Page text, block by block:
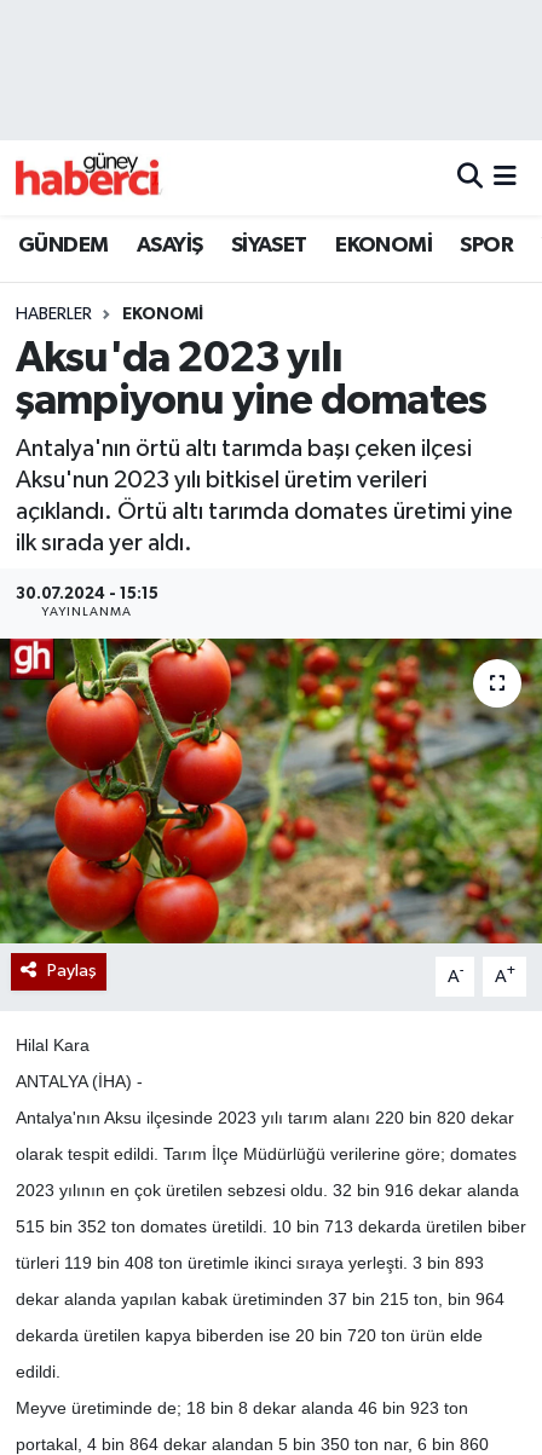
GÜNDEM ASAYİŞ SİYASET EKONOMİ SPOR
HABERLER EKONOMİ
Aksu'da 2023 yılı
şampiyonu yine domates
Antalya'nın örtü altı tarımda başı çeken ilçesi
Aksu'nun 2023 yılı bitkisel üretim verileri
açıklandı. Örtü altı tarımda domates üretimi yine
ilk sırada yer aldı.
30.07.2024 - 15:15
YAYINLANMA
Paylaş A- A+
Hilal Kara
ANTALYA (İHA) -
Antalya'nın Aksu ilçesinde 2023 yılı tarım alanı 220 bin 820 dekar
olarak tespit edildi. Tarım İlçe Müdürlüğü verilerine göre; domates
2023 yılının en çok üretilen sebzesi oldu. 32 bin 916 dekar alanda
515 bin 352 ton domates üretildi. 10 bin 713 dekarda üretilen biber
türleri 119 bin 408 ton üretimle ikinci sıraya yerleşti. 3 bin 893
dekar alanda yapılan kabak üretiminden 37 bin 215 ton, bin 964
dekarda üretilen kapya biberden ise 20 bin 720 ton ürün elde
edildi.
Meyve üretiminde de; 18 bin 8 dekar alanda 46 bin 923 ton
portakal, 4 bin 864 dekar alandan 5 bin 350 ton nar, 6 bin 860
Beyoğlu Trafik Yoğunluk Haritası
Son Dakika Haberleri
Haber Arşivi